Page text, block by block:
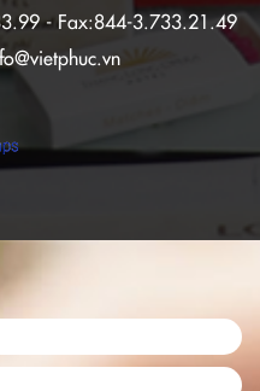
- Fax:844-3.733.21.49